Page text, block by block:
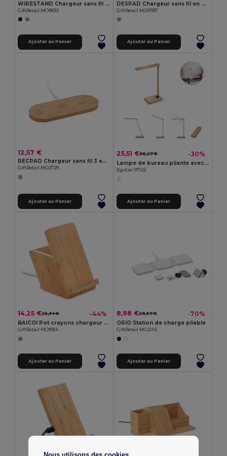
WIRESTAND Chargeur sans fil en bambou MO9692-
GiftRetail MO9692
Ajouter au Panier
DESPAD Chargeur sans fil en bambou
GiftRetail MO9787
Ajouter au Panier
12,57 €
RECPAD Chargeur sans fil 3 en 1 15W
GiftRetail MO2729
Ajouter au Panier
25,51 €36,27 € -30%
Lampe de bureau pliante avec chargeur sans fil ultrarapide de 15 W en bambou
Egotier 97122
Ajouter au Panier
14,25 €25,34 € -44%
BAICOI Pot crayons chargeur sans fil
GiftRetail MO9914
Ajouter au Panier
8,98 €29,57 € -70%
ORIO Station de charge pliable
GiftRetail MO2145
Ajouter au Panier